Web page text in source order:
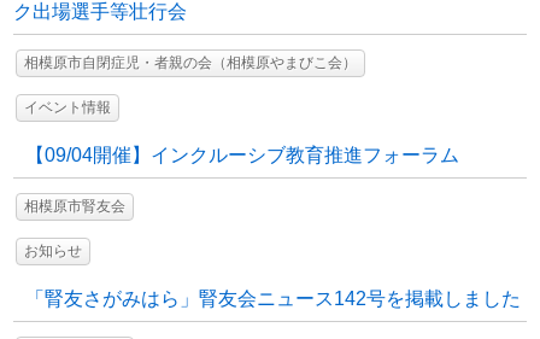
ク出場選手等壮行会
相模原市自閉症児・者親の会（相模原やまびこ会）
イベント情報
【09/04開催】インクルーシブ教育推進フォーラム
相模原市腎友会
お知らせ
「腎友さがみはら」腎友会ニュース142号を掲載しました